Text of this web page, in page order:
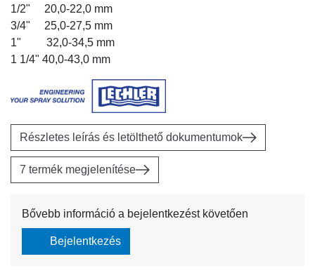
1/2" 20,0-22,0 mm
3/4" 25,0-27,5 mm
1" 32,0-34,5 mm
1 1/4" 40,0-43,0 mm
Részletes leírás és letölthető dokumentumok
7 termék megjelenítése
Bővebb információ a bejelentkezést követően
Bejelentkezés